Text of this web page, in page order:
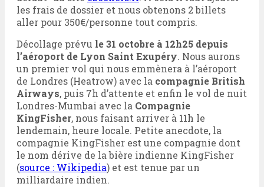
les frais de dossier et nous obtenons 2 billets
aller pour 350€/personne tout compris.
Décollage prévu le 31 octobre à 12h25 depuis
l’aéroport de Lyon Saint Exupéry. Nous aurons
un premier vol qui nous emmènera à l’aéroport
de Londres (Heatrow) avec la compagnie British
Airways, puis 7h d’attente et enfin le vol de nuit
Londres-Mumbai avec la Compagnie
KingFisher, nous faisant arriver à 11h le
lendemain, heure locale. Petite anecdote, la
compagnie KingFisher est une compagnie dont
le nom dérive de la bière indienne KingFisher
(source : Wikipedia) et est tenue par un
milliardaire indien.